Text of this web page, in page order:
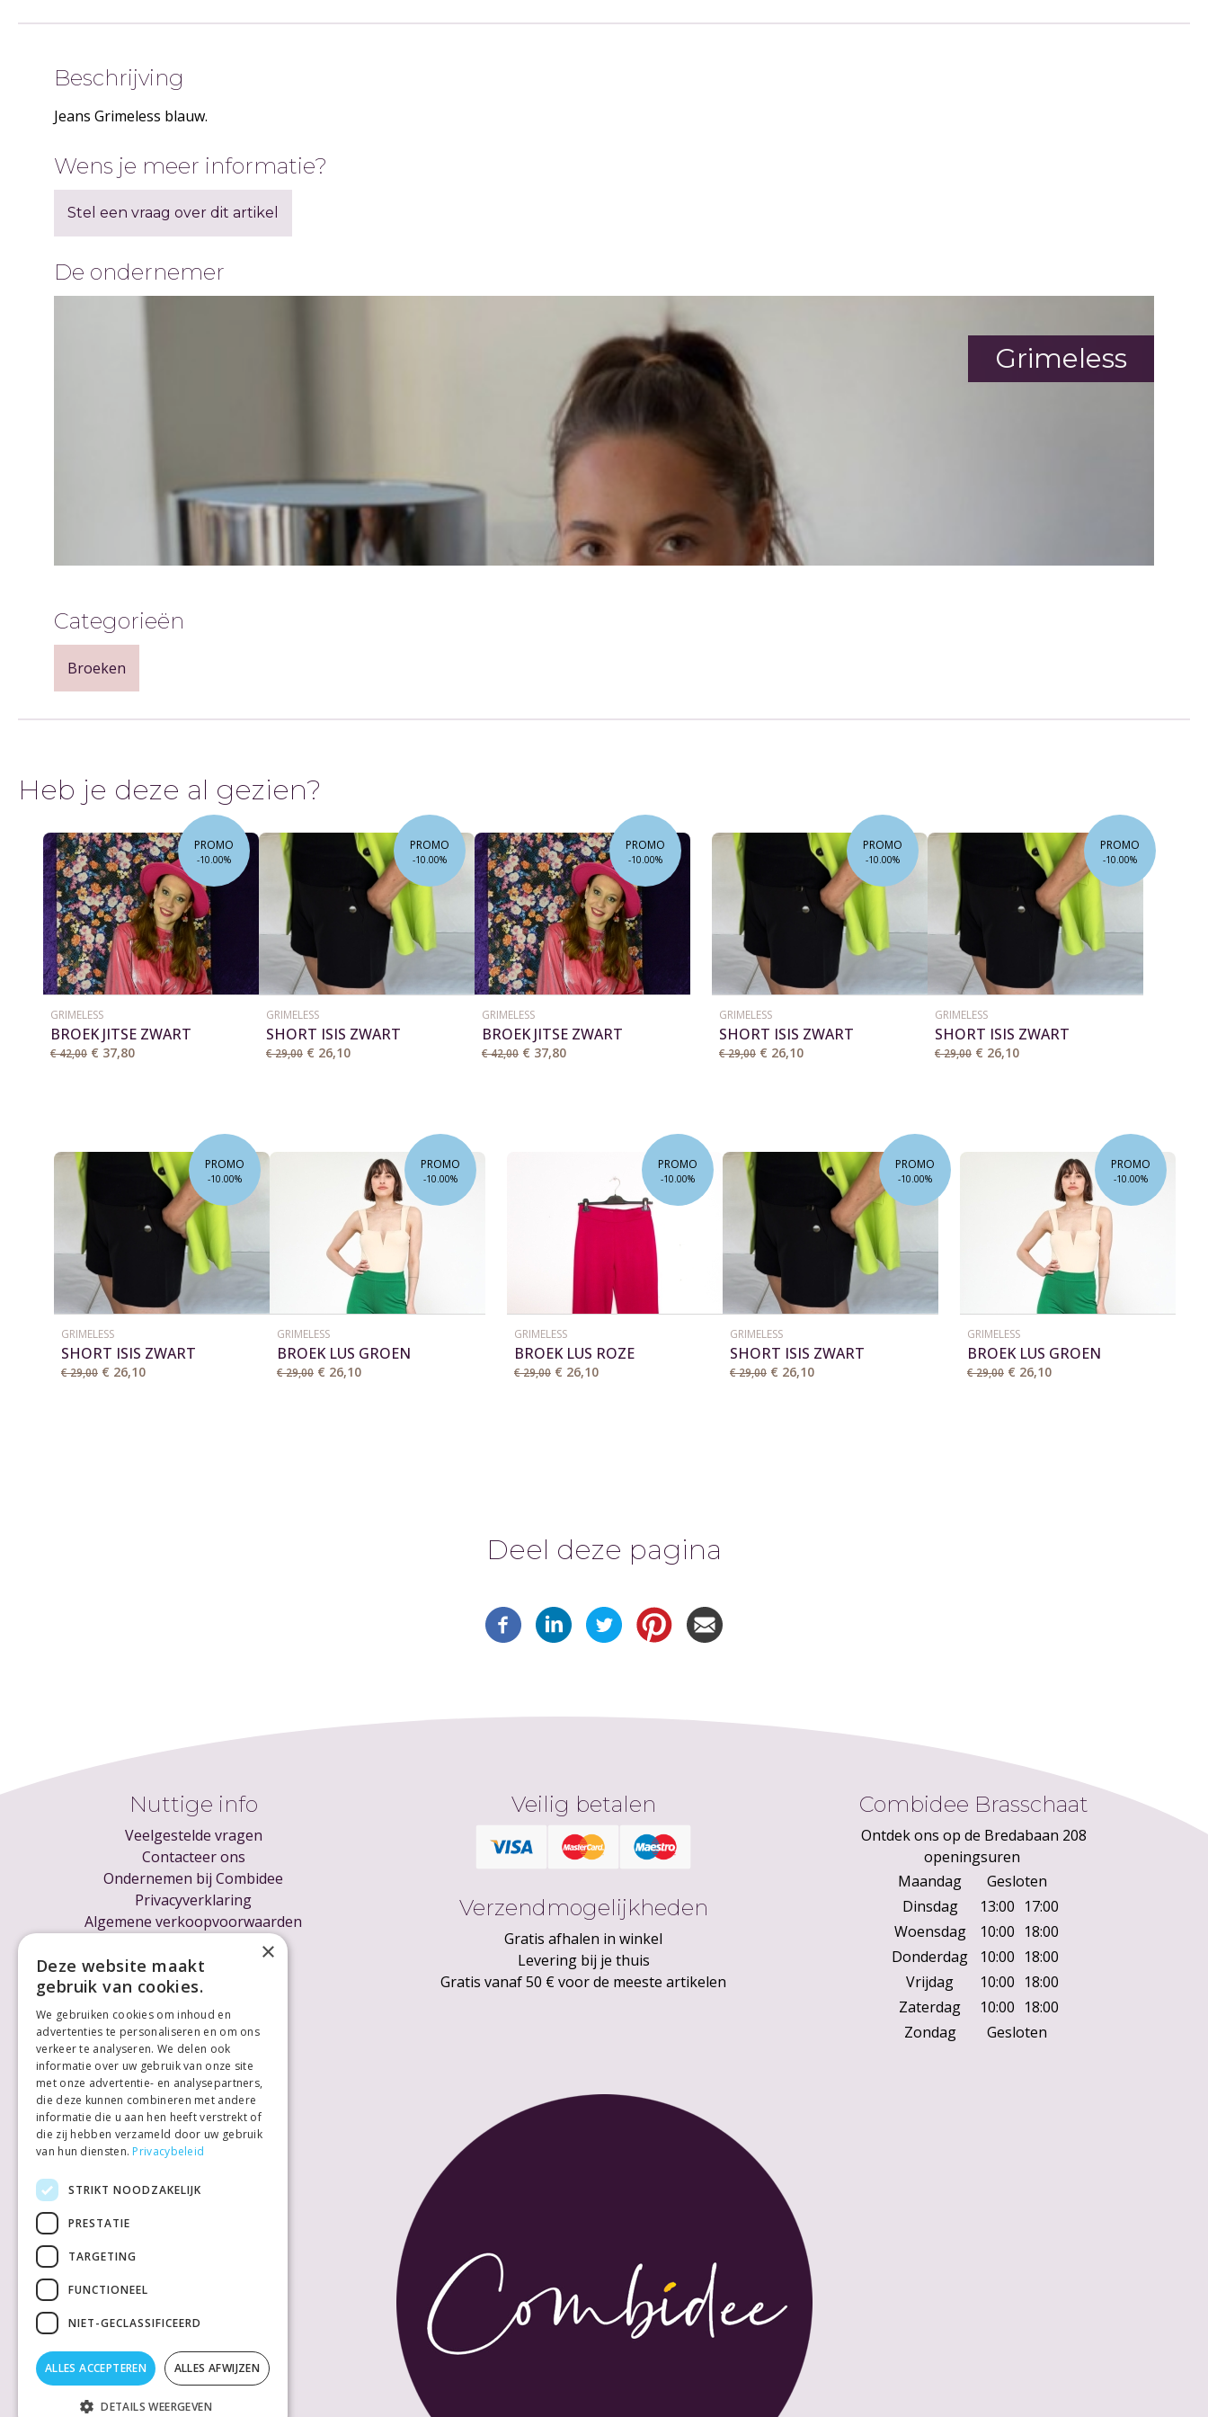
Beschrijving
Jeans Grimeless blauw.
Wens je meer informatie?
Stel een vraag over dit artikel
De ondernemer
Grimeless
Categorieën
Broeken
Heb je deze al gezien?
PROMO
-10.00%
GRIMELESS
BROEK JITSE ZWART
€ 42,00 € 37,80
PROMO
-10.00%
GRIMELESS
SHORT ISIS ZWART
€ 29,00 € 26,10
PROMO
-10.00%
GRIMELESS
BROEK JITSE ZWART
€ 42,00 € 37,80
PROMO
-10.00%
GRIMELESS
SHORT ISIS ZWART
€ 29,00 € 26,10
PROMO
-10.00%
GRIMELESS
SHORT ISIS ZWART
€ 29,00 € 26,10
PROMO
-10.00%
GRIMELESS
SHORT ISIS ZWART
€ 29,00 € 26,10
PROMO
-10.00%
GRIMELESS
BROEK LUS GROEN
€ 29,00 € 26,10
PROMO
-10.00%
GRIMELESS
BROEK LUS ROZE
€ 29,00 € 26,10
PROMO
-10.00%
GRIMELESS
SHORT ISIS ZWART
€ 29,00 € 26,10
PROMO
-10.00%
GRIMELESS
BROEK LUS GROEN
€ 29,00 € 26,10
Deel deze pagina
Nuttige info
Veelgestelde vragen
Contacteer ons
Ondernemen bij Combidee
Privacyverklaring
Algemene verkoopvoorwaarden
Voor ondernemers
Veilig betalen
Verzendmogelijkheden
Gratis afhalen in winkel
Levering bij je thuis
Gratis vanaf 50 € voor de meeste artikelen
Combidee Brasschaat
Ontdek ons op de Bredabaan 208
openingsuren
Maandag
Gesloten
Dinsdag
13:00 17:00
Woensdag
10:00 18:00
Donderdag
10:00 18:00
Vrijdag
10:00 18:00
Zaterdag
10:00 18:00
Zondag
Gesloten
×
Deze website maakt
gebruik van cookies.
We gebruiken cookies om inhoud en
advertenties te personaliseren en om ons
verkeer te analyseren. We delen ook
informatie over uw gebruik van onze site
met onze advertentie- en analysepartners,
die deze kunnen combineren met andere
informatie die u aan hen heeft verstrekt of
die zij hebben verzameld door uw gebruik
van hun diensten. Privacybeleid
STRIKT NOODZAKELIJK
PRESTATIE
TARGETING
FUNCTIONEEL
NIET-GECLASSIFICEERD
ALLES ACCEPTEREN ALLES AFWIJZEN
DETAILS WEERGEVEN